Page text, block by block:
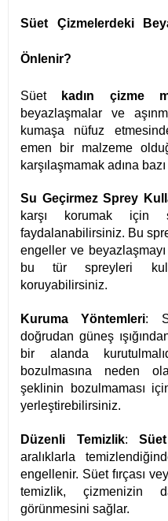
Süet Çizmelerdeki
Önlenir?
Süetkadın çizme
beyazlaşmalar ve
kumaşa nüfuz
emen bir malzeme
karşılaşmamak adına
Su Geçirmez Sprey
karşı korumak için
faydalanabilirsiniz. Bu
engeller ve
bu tür spreyleri
koruyabilirsiniz.
Kuruma Yöntemleri:
doğrudan güneş
bir alanda
bozulmasına neden
şeklinin bozulmaması
yerleştirebilirsiniz.
Düzenli Temizlik:
aralıklarla
engellenir. Süet fırçası
temizlik, çizmenizin
görünmesini sağlar.